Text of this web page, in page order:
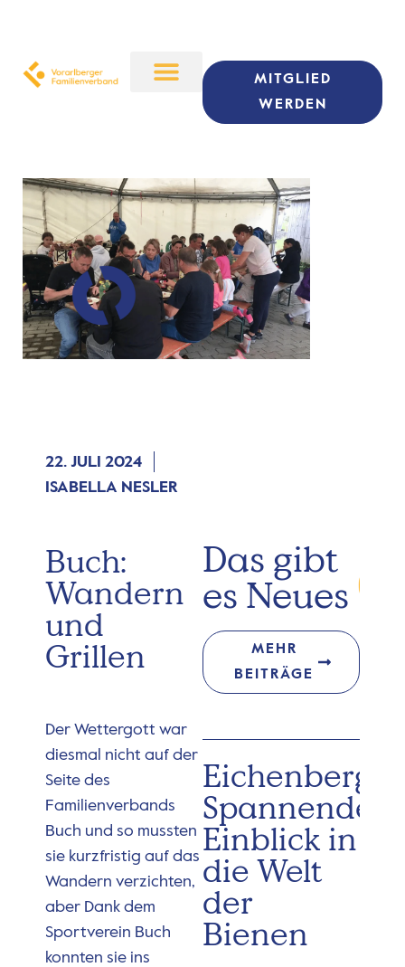
MITGLIED
WERDEN
22. JULI 2024
ISABELLA NESLER
Buch:
Wandern
und
Grillen
Der Wettergott war
diesmal nicht auf der
Seite des
Familienverbands
Buch und so mussten
sie kurzfristig auf das
Wandern verzichten,
aber Dank dem
Sportverein Buch
konnten sie ins
Das gibt
es Neues
MEHR
BEITRÄGE
Eichenberg:
Spannender
Einblick in
die Welt
der
Bienen